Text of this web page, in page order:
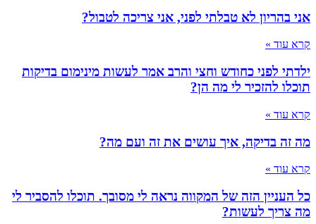
אני בהריון לא טבלתי לפני, אני צריכה לטבול?
קרא עוד »
ילדתי לפני כחודש וחצי והרב אמר לעשות מינימום בדיקות
תוכלו להזכיר לי מה הן?
קרא עוד »
מה זה בדיקה, איך עושים את זה ועם מה?
קרא עוד »
כל העניין הזה של המקווה נראה לי מסובך. תוכלו להסביר לי
מה צריך לעשות?